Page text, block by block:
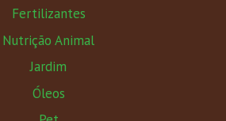
Fertilizantes
Nutrição Animal
Jardim
Óleos